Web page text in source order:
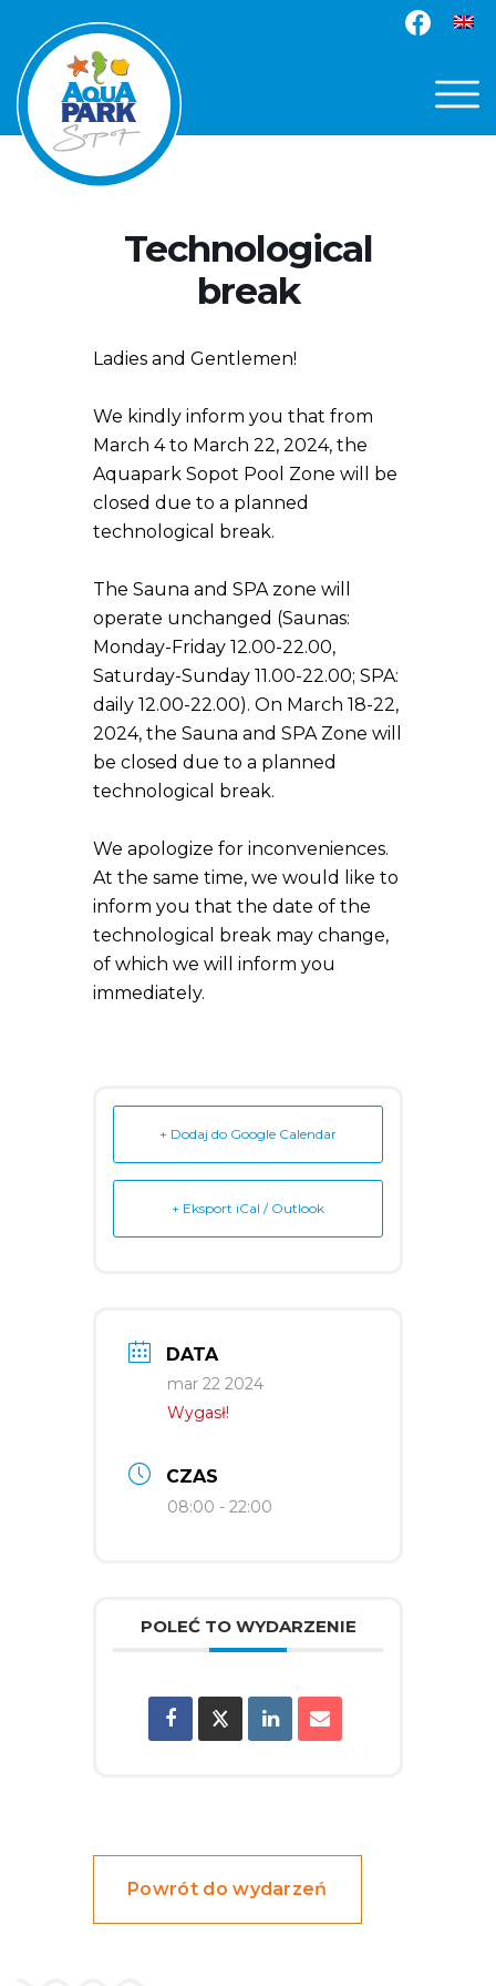
Technological
break
Ladies and Gentlemen!
We kindly inform you that from
March 4 to March 22, 2024, the
Aquapark Sopot Pool Zone will be
closed due to a planned
technological break.
The Sauna and SPA zone will
operate unchanged (Saunas:
Monday-Friday 12.00-22.00,
Saturday-Sunday 11.00-22.00; SPA:
daily 12.00-22.00). On March 18-22,
2024, the Sauna and SPA Zone will
be closed due to a planned
technological break.
We apologize for inconveniences.
At the same time, we would like to
inform you that the date of the
technological break may change,
of which we will inform you
immediately.
+ Dodaj do Google Calendar
+ Eksport iCal / Outlook
DATA
mar 22 2024
Wygasł!
CZAS
08:00 - 22:00
POLEĆ TO WYDARZENIE
Powrót do wydarzeń